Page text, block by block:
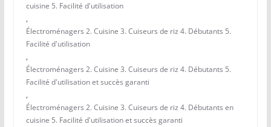
cuisine 5. Facilité d'utilisation
,
Électroménagers 2. Cuisine 3. Cuiseurs de riz 4. Débutants 5.
Facilité d'utilisation
,
Électroménagers 2. Cuisine 3. Cuiseurs de riz 4. Débutants 5.
Facilité d'utilisation et succès garanti
,
Électroménagers 2. Cuisine 3. Cuiseurs de riz 4. Débutants en
cuisine 5. Facilité d'utilisation et succès garanti